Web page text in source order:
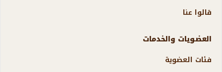
قالوا عنا
العضويات والخدمات
فئات العضوية